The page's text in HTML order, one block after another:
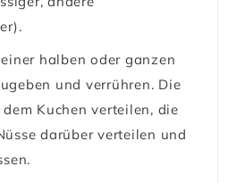
halben oder ganzen
und verrühren. Die
Kuchen verteilen, die
darüber verteilen und